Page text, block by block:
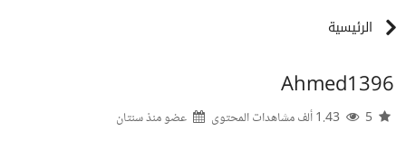
الرئيسية
Ahmed1396
عضو منذسنتان